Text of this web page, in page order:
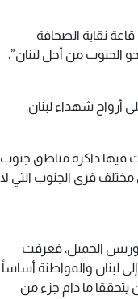
نقابة الصحافة
الجنوب من أجل لبنان”،
أرواح شهداء لبنان.
فيها ذاكرة مناطق جنوب
قرى الجنوب التي لا
موريس الجميل، فعرفت
إلى لبنان والمواطنة أساساً
يتحققا ما دام جزء من